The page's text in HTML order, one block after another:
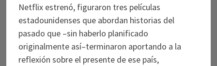
Netflix estrenó, figuraron tres películas
estadounidenses que abordan historias del
pasado que –sin haberlo planificado
originalmente así–terminaron aportando a la
reflexión sobre el presente de ese país,